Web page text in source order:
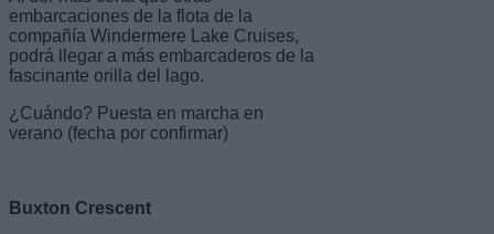
embarcaciones de la flota de la
compañía Windermere Lake Cruises,
podrá llegar a más embarcaderos de la
fascinante orilla del lago.
¿Cuándo? Puesta en marcha en
verano (fecha por confirmar)
Buxton Crescent